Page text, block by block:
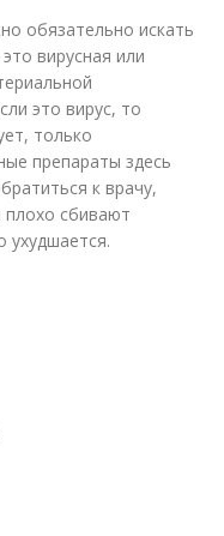
обязательно искать
вирусная или
это вирус, то
только
препараты здесь
к врачу,
сбивают
ухудшается.